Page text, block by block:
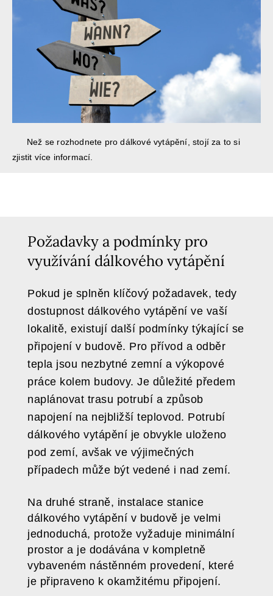
Než se rozhodnete pro dálkové vytápění, stojí za to si
zjistit více informací.
Požadavky a podmínky pro
využívání dálkového vytápění
Pokud je splněn klíčový požadavek, tedy
dostupnost dálkového vytápění ve vaší
lokalitě, existují další podmínky týkající se
připojení v budově. Pro přívod a odběr
tepla jsou nezbytné zemní a výkopové
práce kolem budovy. Je důležité předem
naplánovat trasu potrubí a způsob
napojení na nejbližší teplovod. Potrubí
dálkového vytápění je obvykle uloženo
pod zemí, avšak ve výjimečných
případech může být vedené i nad zemí.
Na druhé straně, instalace stanice
dálkového vytápění v budově je velmi
jednoduchá, protože vyžaduje minimální
prostor a je dodávána v kompletně
vybaveném nástěnném provedení, které
je připraveno k okamžitému připojení.